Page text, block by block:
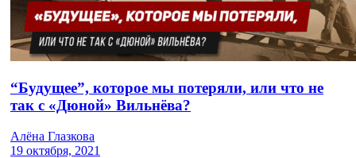
“Будущее”, которое мы потеряли, или что не
так с «Дюной» Вильнёва?
Алёна Глазкова
19 октября, 2021